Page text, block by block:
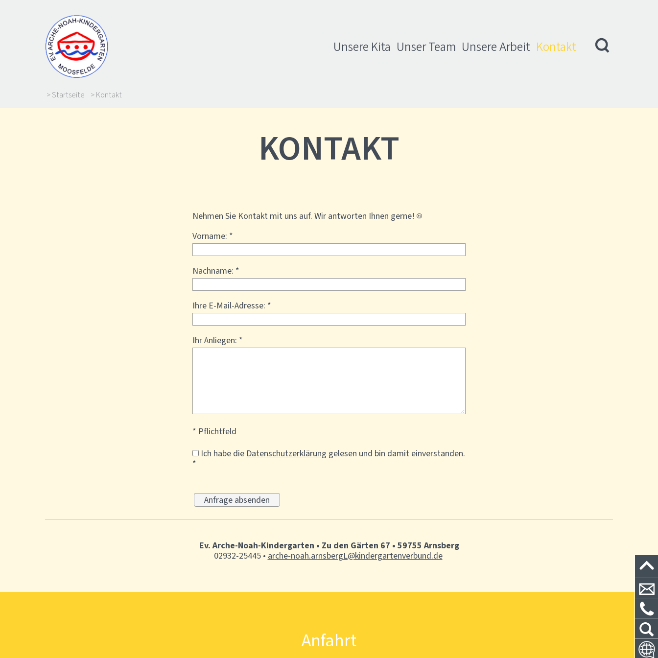
Unsere Kita Unser Team Unsere Arbeit Kontakt
> Startseite > Kontakt
KONTAKT
Nehmen Sie Kontakt mit uns auf. Wir antworten Ihnen gerne! ☺️
Vorname: *
Nachname: *
Ihre E-Mail-Adresse: *
Ihr Anliegen: *
* Pflichtfeld
Ich habe die Datenschutzerklärung gelesen und bin damit einverstanden.
*
Ev. Arche-Noah-Kindergarten • Zu den Gärten 67 • 59755 Arnsberg
02932-25445 • arche-noah.arnsbergL@kindergartenverbund.de
Anfahrt